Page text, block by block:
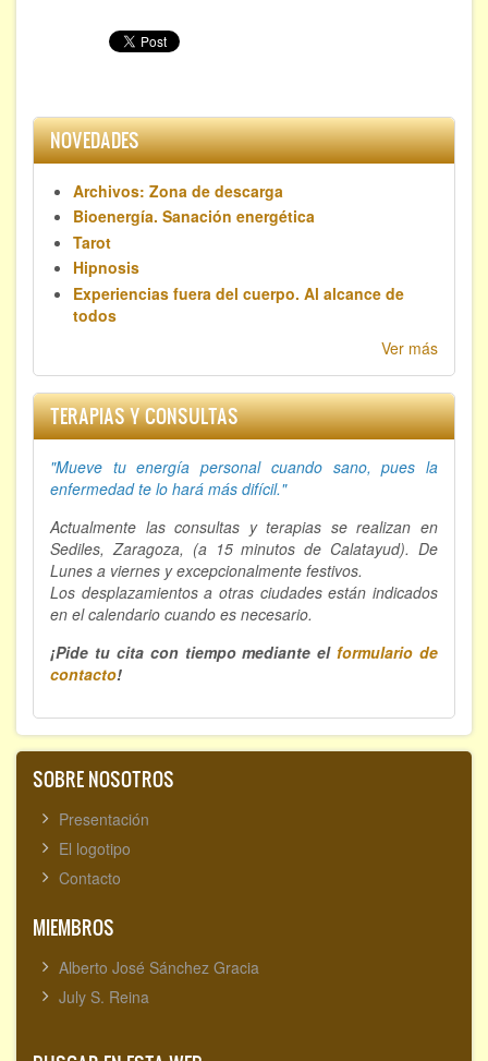
NOVEDADES
Archivos: Zona de descarga
Bioenergía. Sanación energética
Tarot
Hipnosis
Experiencias fuera del cuerpo. Al alcance de
todos
Ver más
TERAPIAS Y CONSULTAS
"Mueve tu energía personal cuando sano, pues la
enfermedad te lo hará más difícil."
Actualmente las consultas y terapias se realizan en
Sediles, Zaragoza, (a 15 minutos de Calatayud). De
Lunes a viernes y excepcionalmente festivos.
Los desplazamientos a otras ciudades están indicados
en el calendario cuando es necesario.
¡Pide tu cita con tiempo mediante elformulario de
contacto!
SOBRE NOSOTROS
Presentación
El logotipo
Contacto
MIEMBROS
Alberto José Sánchez Gracia
July S. Reina